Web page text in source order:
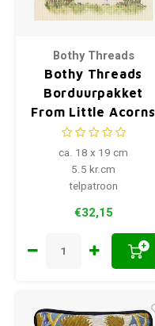
Bothy Threads
Bothy Threads
Borduurpakket
From Little Acorns
ca. 18 x 19 cm
5.5 kr.cm
telpatroon
€32,15
+